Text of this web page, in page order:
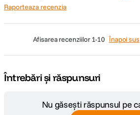
Raporteaza recenzia
afisarea recenziilor 1-10 Înapoi sus
Întrebări și răspunsuri
Nu găsești răspunsul pe